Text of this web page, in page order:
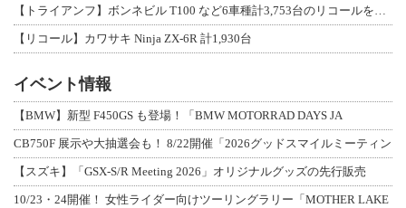
【リコール】カワサキ Ninja ZX-6R 計1,930台
イベント情報
【BMW】新型 F450GS も登場！「BMW MOTORRAD DAYS JA
CB750F 展示や大抽選会も！ 8/22開催「2026グッドスマイルミーティン
【スズキ】「GSX-S/R Meeting 2026」オリジナルグッズの先行販売
10/23・24開催！ 女性ライダー向けツーリングラリー「MOTHER LAKE